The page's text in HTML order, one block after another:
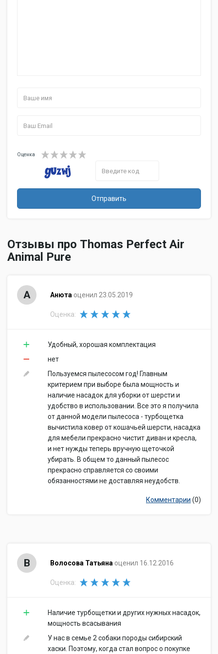
Оценка
Отправить
Отзывы про Thomas Perfect Air
Animal Pure
А Анюта оценил 23.05.2019
Оценка:
Удобный, хорошая комплектация
нет
Пользуемся пылесосом год! Главным
критерием при выборе была мощность и
наличие насадок для уборки от шерсти и
удобство в использовании. Все это я получила
от данной модели пылесоса - турбощетка
вычистила ковер от кошачьей шерсти, насадка
для мебели прекрасно чистит диван и кресла,
и нет нужды теперь вручную щеточкой
убирать. В общем то данный пылесос
прекрасно справляется со своими
обязанностями не доставляя неудобств.
Комментарии (0)
В Волосова Татьяна оценил 16.12.2016
Оценка:
Наличие турбощетки и других нужных насадок,
мощность всасывания
У нас в семье 2 собаки породы сибирский
хаски. Поэтому, когда стал вопрос о покупке